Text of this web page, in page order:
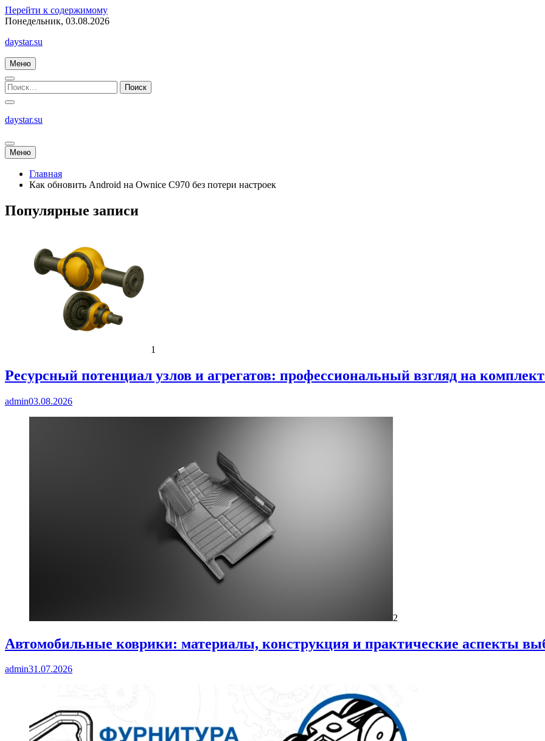
Перейти к содержимому
Понедельник, 03.08.2026
daystar.su
Меню
daystar.su
Меню
Главная
Как обновить Android на Ownice C970 без потери настроек
Популярные записи
1
Ресурсный потенциал узлов и агрегатов: профессиональный взгляд на
admin03.08.2026
2
Автомобильные коврики: материалы, конструкция и практические аспекты
admin31.07.2026